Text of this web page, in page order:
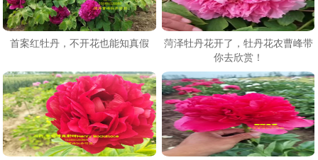
首案红牡丹，不开花也能知真假
菏泽牡丹花开了，牡丹花农曹峰带
你去欣赏！